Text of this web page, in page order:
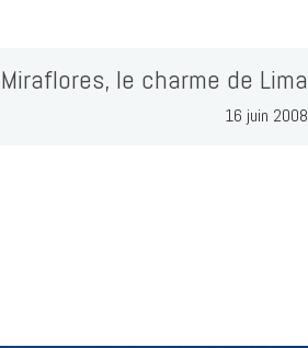
le charme de Lima
16 juin 2008